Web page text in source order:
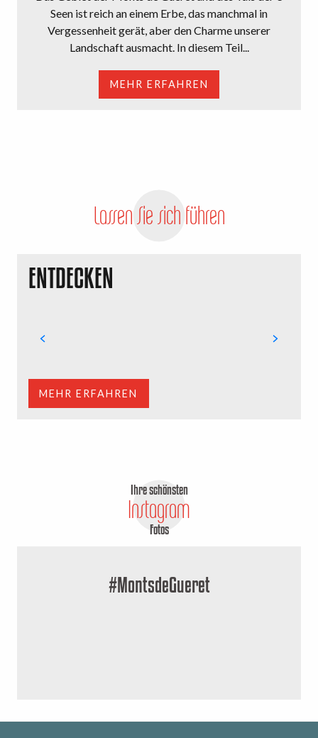
Seen ist reich an einem Erbe, das manchmal in
Vergessenheit gerät, aber den Charme unserer
Landschaft ausmacht. In diesem Teil...
MEHR ERFAHREN
Lassen Sie sich führen
ENTDECKEN
MEHR ERFAHREN
Ihre schönsten
Instagram
Fotos
#MontsdeGueret